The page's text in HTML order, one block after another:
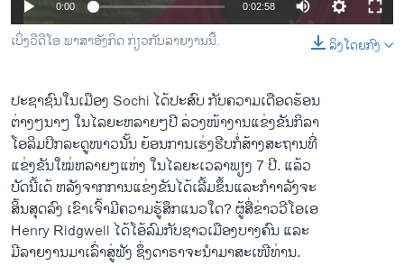
ທຸລະກິດ
ພາສາອັງກິດ
ສຽງ
ລາຍການກະຈາຍສຽງ
ລາຍງານ
ຕິດຕາມພວກເຮົາ ທີ່
ພາສາຕ່າງໆ
0:00 0:02:58
ລິງໂດຍກົງ
ເບິ່ງວີດີໂອ ພາສາອັງກິດ ກ່ຽວກັບລາຍງານນີ້.
ປະຊາຊົນ​ໃນ​ເມືອງ​ Sochi ​ໄດ້​ປະສົບ ​ກັບ​ຄວາມ​ເດືອດຮ້ອນ
​ຕ່າງໆ​ນາໆ ​ໃນ​ໄລຍະ​ຫລາຍໆ​ປີ​ ລ່ວງ​ໜ້າ​ງານ​ແຂ່ງ​ຂັນ​ກິລາ​
ໂອ​ລິ​ມປິກ​ລະດູ​ໜາວ​ນັ້ນ ຍ້ອນ​ການເຮ່ງ​ຮີບກໍ່ສ້າງສະຖານ​ທີ່
​ແຂ່ງຂັນ​ໃໝ່​ຫລາຍໆ​ແຫ່ງ ​ໃນ​ໄລຍະ​ເວລາ​ພຽງ 7 ປີ. ​ແລ້ວ​
ບັດ​ນີ້​ເດ້ ຫລັງ​ຈາກ​ການ​ແຂ່ງຂັນ​ໄດ້​ເລີ້ມ​ຂຶ້ນ​ແລະ​ກໍາາລັງຈະ​
ສິ້ນ​ສຸດ​ລົງ ເຂົາ​ເຈົ້າ​ມີ​ຄວາມ​ຮູ້ສຶກ​ແນວ​ໃດ? ຜູ້​ສື່​ຂ່າວ​ວີ​ໂອ​ເອ
Henry Ridgwell ​ໄດ້​ໂອ້​ລົມ​ກັບຊາວ​ເມືອງ​ບາງ​ຄົນ ​ແລະ​
ມີ​ລາຍ​ງານ​ມາ​ເລົ່າ​ສູ່​ຟັງ ຊຶ່ງດາຣາຈະ​ນໍາ​ມາສະ​ເໜີ​ທ່ານ.